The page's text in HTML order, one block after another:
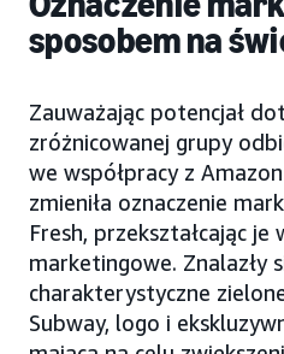
sposobem na
Zauważając potencjał
zróżnicowanej grupy
we współpracy z
zmieniła oznaczenie
Fresh, przekształcając
marketingowe. Znalazły
charakterystyczne
Subway, logo i